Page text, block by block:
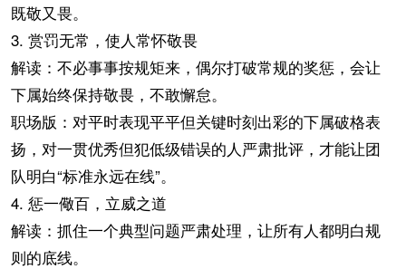
既敬又畏。
3. 赏罚无常，使人常怀敬畏
解读：不必事事按规矩来，偶尔打破常规的奖惩，会让
下属始终保持敬畏，不敢懈怠。
职场版：对平时表现平平但关键时刻出彩的下属破格表
扬，对一贯优秀但犯低级错误的人严肃批评，才能让团
队明白“标准永远在线”。
4. 惩一儆百，立威之道
解读：抓住一个典型问题严肃处理，让所有人都明白规
则的底线。